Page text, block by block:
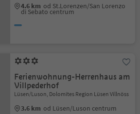
4.6 km od St.Lorenzen/San Lorenzo
di Sebato centrum
Ferienwohnung-Herrenhaus am
Villpederhof
Lüsen/Luson, Dolomites Region Lüsen Villnöss
3.6 km od Lüsen/Luson centrum